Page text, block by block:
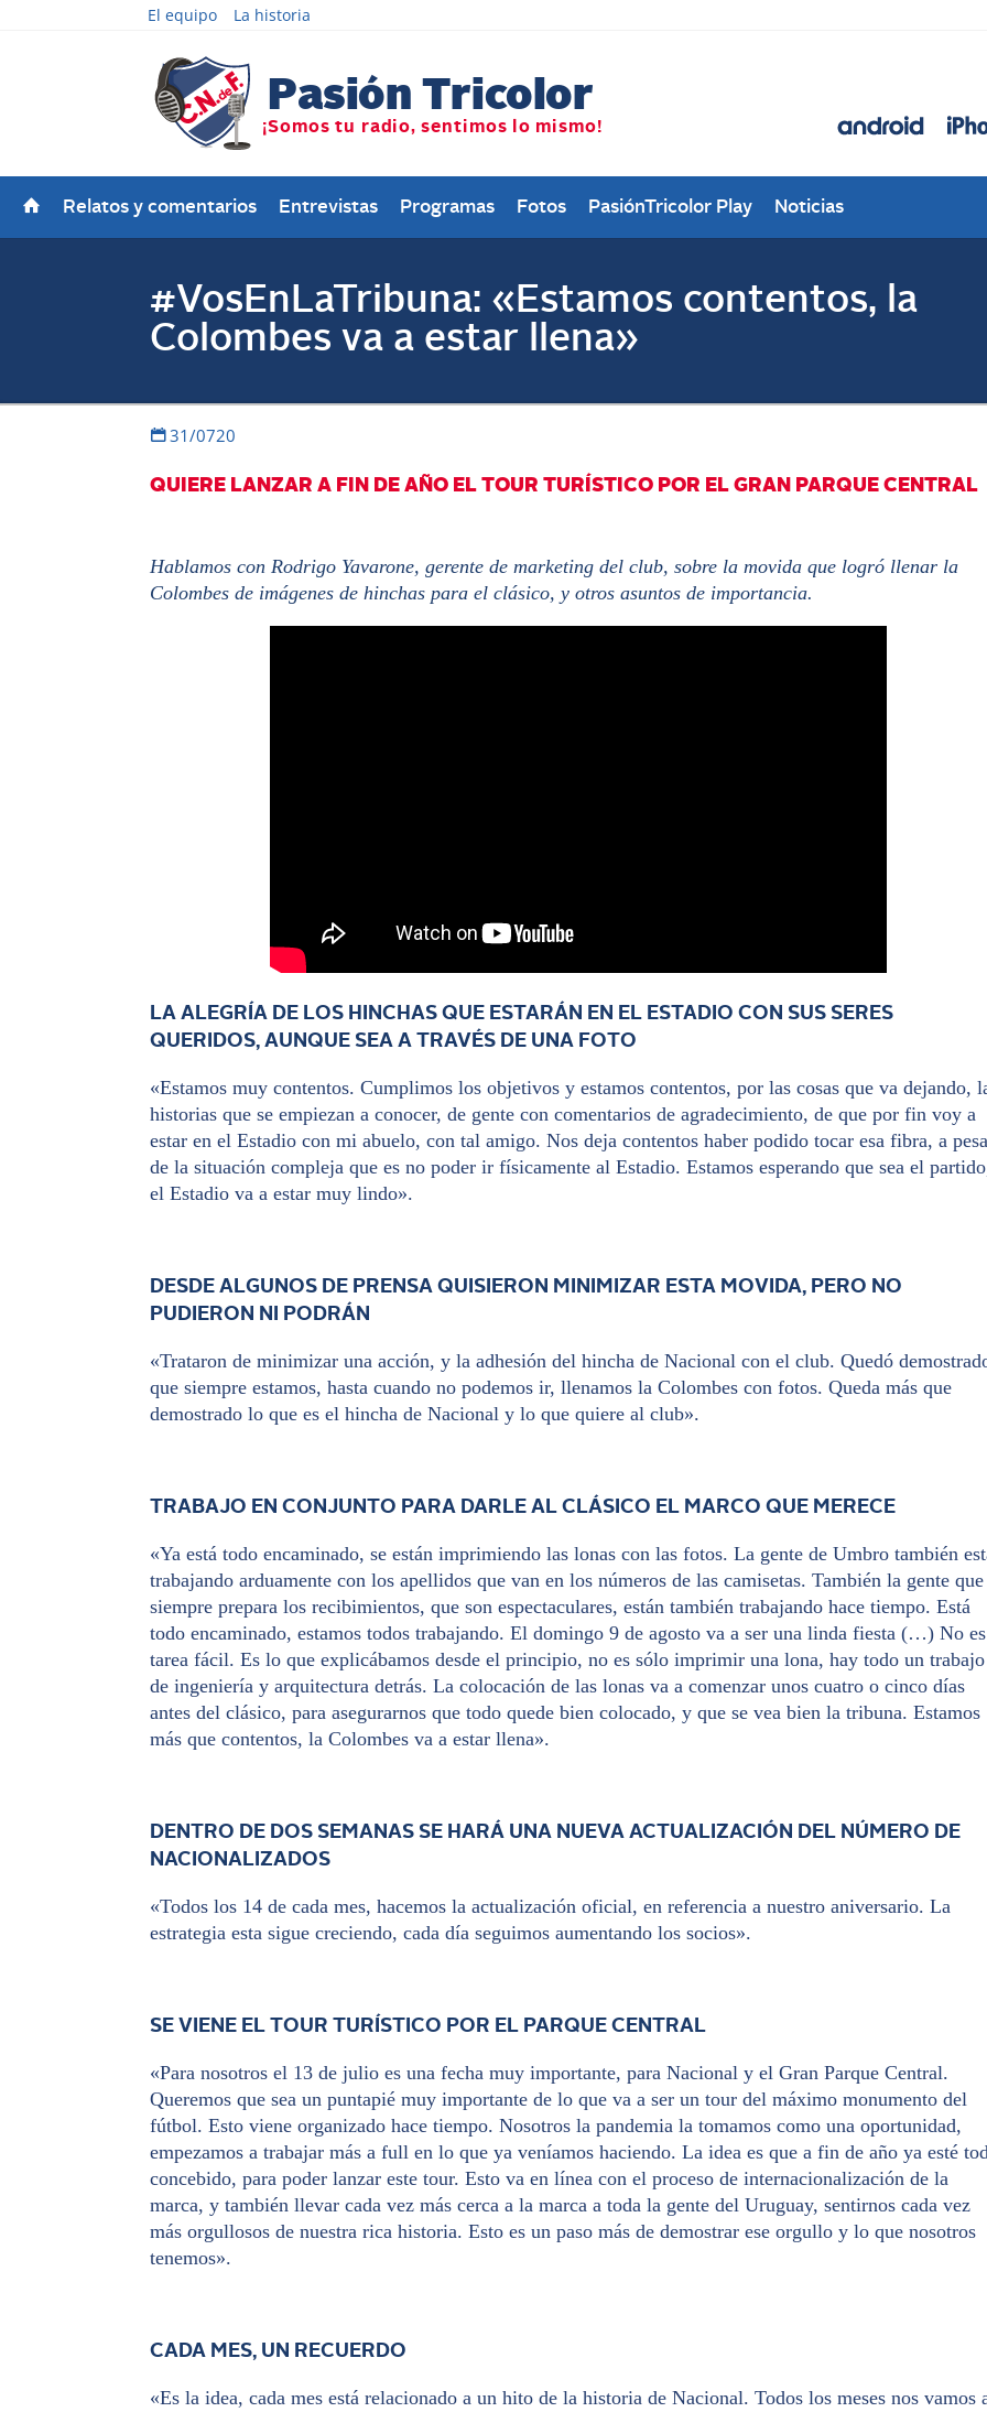
El equipo La historia
Relatos y comentarios Entrevistas Programas Fotos PasiónTricolor Play Noticias
#VosEnLaTribuna: «Estamos contentos, la
Colombes va a estar llena»
31/0720
QUIERE LANZAR A FIN DE AÑO EL TOUR TURÍSTICO POR EL GRAN PARQUE CENTRAL
Hablamos con Rodrigo Yavarone, gerente de marketing del club, sobre la movida que logró llenar la
Colombes de imágenes de hinchas para el clásico, y otros asuntos de importancia.
LA ALEGRÍA DE LOS HINCHAS QUE ESTARÁN EN EL ESTADIO CON SUS SERES
QUERIDOS, AUNQUE SEA A TRAVÉS DE UNA FOTO
«Estamos muy contentos. Cumplimos los objetivos y estamos contentos, por las cosas que va dejando,
historias que se empiezan a conocer, de gente con comentarios de agradecimiento, de que por fin voy a
estar en el Estadio con mi abuelo, con tal amigo. Nos deja contentos haber podido tocar esa fibra, a
de la situación compleja que es no poder ir físicamente al Estadio. Estamos esperando que sea el
el Estadio va a estar muy lindo».
DESDE ALGUNOS DE PRENSA QUISIERON MINIMIZAR ESTA MOVIDA, PERO NO
PUDIERON NI PODRÁN
«Trataron de minimizar una acción, y la adhesión del hincha de Nacional con el club. Quedó
que siempre estamos, hasta cuando no podemos ir, llenamos la Colombes con fotos. Queda más que
demostrado lo que es el hincha de Nacional y lo que quiere al club».
TRABAJO EN CONJUNTO PARA DARLE AL CLÁSICO EL MARCO QUE MERECE
«Ya está todo encaminado, se están imprimiendo las lonas con las fotos. La gente de Umbro también
trabajando arduamente con los apellidos que van en los números de las camisetas. También la gente que
siempre prepara los recibimientos, que son espectaculares, están también trabajando hace tiempo. Está
todo encaminado, estamos todos trabajando. El domingo 9 de agosto va a ser una linda fiesta (…) No es
tarea fácil. Es lo que explicábamos desde el principio, no es sólo imprimir una lona, hay todo un trabajo
de ingeniería y arquitectura detrás. La colocación de las lonas va a comenzar unos cuatro o cinco días
antes del clásico, para asegurarnos que todo quede bien colocado, y que se vea bien la tribuna. Estamos
más que contentos, la Colombes va a estar llena».
DENTRO DE DOS SEMANAS SE HARÁ UNA NUEVA ACTUALIZACIÓN DEL NÚMERO DE
NACIONALIZADOS
«Todos los 14 de cada mes, hacemos la actualización oficial, en referencia a nuestro aniversario. La
estrategia esta sigue creciendo, cada día seguimos aumentando los socios».
SE VIENE EL TOUR TURÍSTICO POR EL PARQUE CENTRAL
«Para nosotros el 13 de julio es una fecha muy importante, para Nacional y el Gran Parque Central.
Queremos que sea un puntapié muy importante de lo que va a ser un tour del máximo monumento del
fútbol. Esto viene organizado hace tiempo. Nosotros la pandemia la tomamos como una oportunidad,
empezamos a trabajar más a full en lo que ya veníamos haciendo. La idea es que a fin de año ya esté
concebido, para poder lanzar este tour. Esto va en línea con el proceso de internacionalización de la
marca, y también llevar cada vez más cerca a la marca a toda la gente del Uruguay, sentirnos cada vez
más orgullosos de nuestra rica historia. Esto es un paso más de demostrar ese orgullo y lo que nosotros
tenemos».
CADA MES, UN RECUERDO
«Es la idea, cada mes está relacionado a un hito de la historia de Nacional. Todos los meses nos vamos